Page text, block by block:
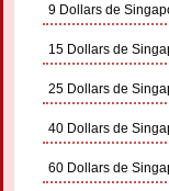
9 Dollars de
15 Dollars de
25 Dollars de
40 Dollars de
60 Dollars de